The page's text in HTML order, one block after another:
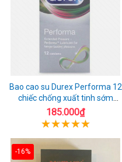
Bao cao su Durex Performa 12
chiếc chống xuất tinh sớm
chuẩn Thái Lan
185.000₫
-16%